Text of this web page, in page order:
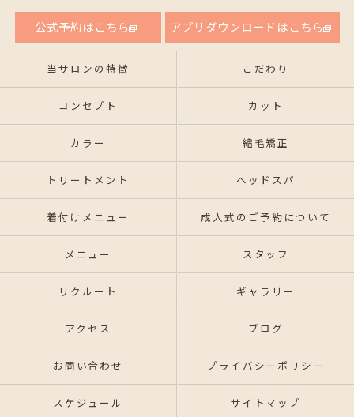
公式予約はこちら アプリダウンロードはこちら
当サロンの特徴 こだわり
コンセプト カット
カラー 縮毛矯正
トリートメント ヘッドスパ
着付けメニュー 成人式のご予約について
メニュー スタッフ
リクルート ギャラリー
アクセス ブログ
お問い合わせ プライバシーポリシー
スケジュール サイトマップ